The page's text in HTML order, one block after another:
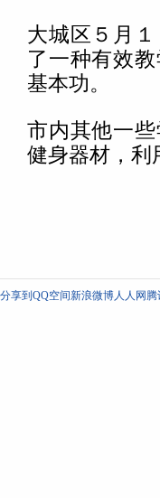
大城区５月
了一种有效
基本功。
市内其他一
健身器材，利
分享到 QQ空间新浪微博人人网 腾